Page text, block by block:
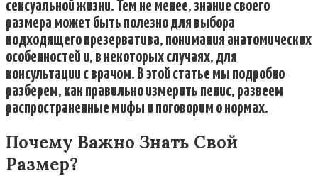
сексуальной жизни. Тем не менее, знание своего
размера может быть полезно для выбора
подходящего презерватива, понимания анатомических
особенностей и, в некоторых случаях, для
консультации с врачом. В этой статье мы подробно
разберем, как правильно измерить пенис, развеем
распространенные мифы и поговорим о нормах.
Почему Важно Знать Свой
Размер?